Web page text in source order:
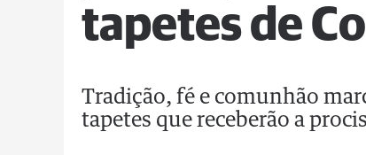
tapetes de
Tradição, fé e comunhão
tapetes que receberão a